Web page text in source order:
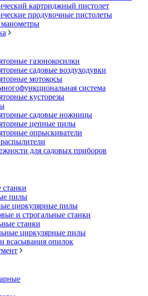
картриджный пистолет
продувочные пистолеты
газонокосилки
садовые воздуходувки
мотокосы
система
кусторезы
садовые ножницы
цепные пилы
опрыскиватели
для садовых приборов
станки
пилы
циркулярные пилы
и строгальные станки
станки
циркулярные пилы
всасывания опилок